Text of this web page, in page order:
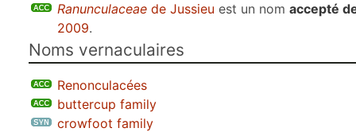
contenu Ranunculaceae de Jussieu est un nom accepté
2009.
Noms vernaculaires
Renonculacées
buttercup family
crowfoot family